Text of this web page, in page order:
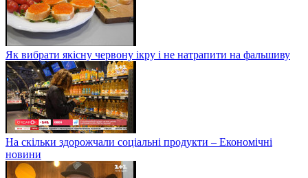
Як вибрати якісну червону ікру і не натрапити на фальшиву
На скільки здорожчали соціальні продукти – Економічні
новини